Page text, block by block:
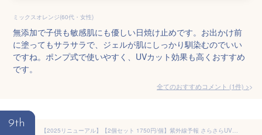
ミックスオレンジ(60代・女性)
無添加で子供も敏感肌にも優しい日焼け止めです。お出かけ前
に塗ってもサラサラで、ジェルが肌にしっかり馴染むのでいい
ですね。ポンプ式で使いやすく、UVカット効果も高くおすすめ
です。
全てのおすすめコメント (1件) >
9th
【2025リニューアル】【2個セット 1750円/個】紫外線予報 さらさらUVスティックF SPF50+ PA++++ 15g 顔 体用 石澤研究所 キッズ＆ベビー 子ども 赤ちゃん 日焼け止め UVケア UVカット